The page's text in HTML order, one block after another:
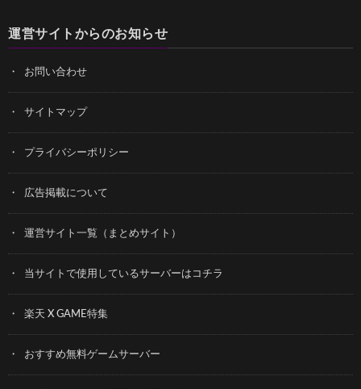
運営サイトからのお知らせ
お問い合わせ
サイトマップ
プライバシーポリシー
広告掲載について
運営サイト一覧（まとめサイト）
当サイトで使用しているサーバーはコチラ
楽天 X GAME特集
おすすめ無料ゲームサーバー